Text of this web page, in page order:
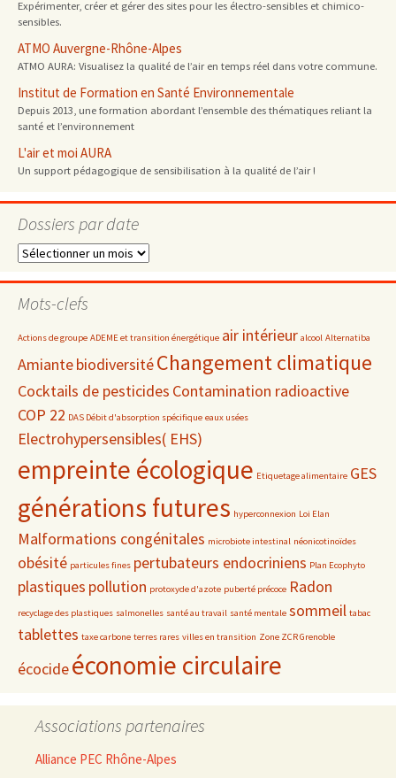
Expérimenter, créer et gérer des sites pour les électro-sensibles et chimico-
sensibles.
ATMO Auvergne-Rhône-Alpes
ATMO AURA: Visualisez la qualité de l’air en temps réel dans votre commune.
Institut de Formation en Santé Environnementale
Depuis 2013, une formation abordant l’ensemble des thématiques reliant la
santé et l’environnement
L'air et moi AURA
Un support pédagogique de sensibilisation à la qualité de l’air !
Dossiers par date
Dossiers
date
Mots-clefs
Actions de groupe ADEME et transition énergétique air intérieur alcool Alternatiba
AmiantebiodiversitéChangement climatique
Cocktails de pesticides Contamination radioactive
COP 22 DAS Débit d'absorption spécifique eaux usées
Electrohypersensibles( EHS)
empreinte écologique Etiquetage alimentaire GES
générations futures hyperconnexion Loi Elan
Malformations congénitales microbiote intestinal néonicotinoïdes
obésité particules fines pertubateurs endocriniens Plan Ecophyto
plastiques pollution protoxyde d'azote puberté précoce Radon
recyclage des plastiques salmonelles santé au travail santé mentale sommeil tabac
tablettes taxe carbone terres rares villes en transition Zone ZCR Grenoble
écocideéconomie circulaire
Associations partenaires
Alliance PEC Rhône-Alpes